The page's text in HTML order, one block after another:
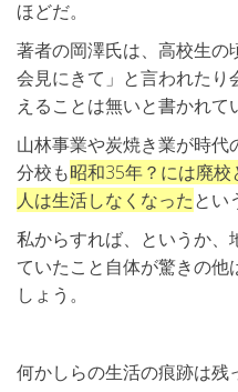
ほどだ。
著者の岡澤氏は、高校生の
会見にきて」と言われたり
えることは無いと書かれて
山林事業や炭焼き業が時
分校も昭和35年？には廃校
人は生活しなくなったとい
私からすれば、というか、
ていたこと自体が驚きの
しょう。
何かしらの生活の痕跡は残